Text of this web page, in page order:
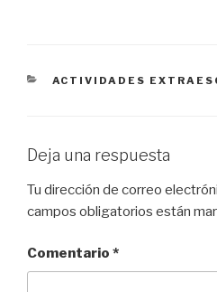
CATEGORÍAS
ACTIVIDADES
Deja una respuesta
Tu dirección de correo
campos obligatorios están
Comentario *